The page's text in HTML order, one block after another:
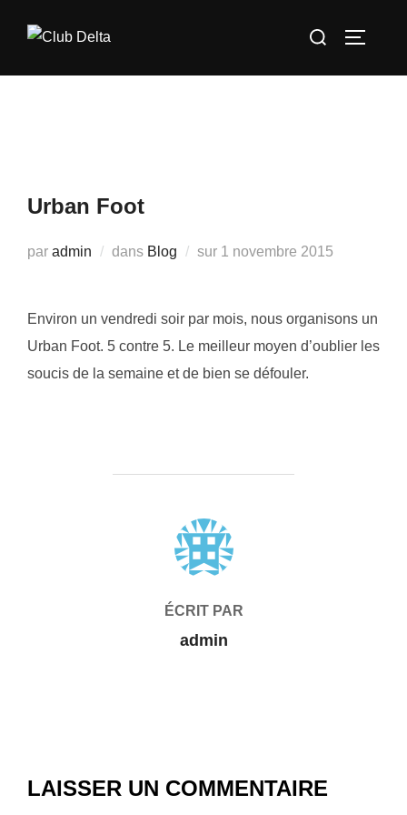
Rechercher :
Urban Foot
par admin dans Blog sur Publié
1 novembre 2015
Environ un vendredi soir par mois, nous organisons un
Urban Foot. 5 contre 5. Le meilleur moyen d’oublier les
soucis de la semaine et de bien se défouler.
AUTEUR DE LA PUBLICATION
ÉCRIT PAR
admin
LAISSER UN COMMENTAIRE